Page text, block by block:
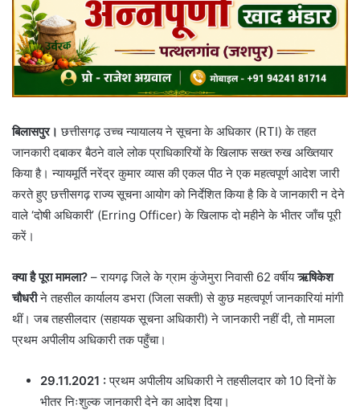
बिलासपुर। छत्तीसगढ़ उच्च न्यायालय ने सूचना के अधिकार (RTI) के तहत
जानकारी दबाकर बैठने वाले लोक प्राधिकारियों के खिलाफ सख्त रुख अख्तियार
किया है। न्यायमूर्ति नरेंद्र कुमार व्यास की एकल पीठ ने एक महत्वपूर्ण आदेश जारी
करते हुए छत्तीसगढ़ राज्य सूचना आयोग को निर्देशित किया है कि वे जानकारी न देने
वाले ‘दोषी अधिकारी’ (Erring Officer) के खिलाफ दो महीने के भीतर जाँच पूरी
करें।
क्या है पूरा मामला? – रायगढ़ जिले के ग्राम कुंजेमुरा निवासी 62 वर्षीयऋषिकेश
चौधरीने तहसील कार्यालय डभरा (जिला सक्ती) से कुछ महत्वपूर्ण जानकारियां मांगी
थीं। जब तहसीलदार (सहायक सूचना अधिकारी) ने जानकारी नहीं दी, तो मामला
प्रथम अपीलीय अधिकारी तक पहुँचा।
29.11.2021 :प्रथम अपीलीय अधिकारी ने तहसीलदार को 10 दिनों के
भीतर निःशुल्क जानकारी देने का आदेश दिया।